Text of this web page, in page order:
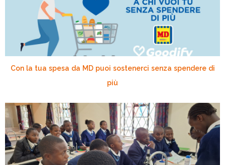
Con la tua spesa da MD puoi sostenerci senza spendere di
più